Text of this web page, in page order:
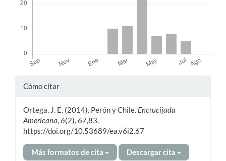
Detalles
artículo
Cómo citar
Ortega, J. E. (2014). Perón y Chile. Encrucijada
Americana,6(2), 67,83.
https://doi.org/10.53689/ea.v6i2.67
Más formatos de cita Descargar cita